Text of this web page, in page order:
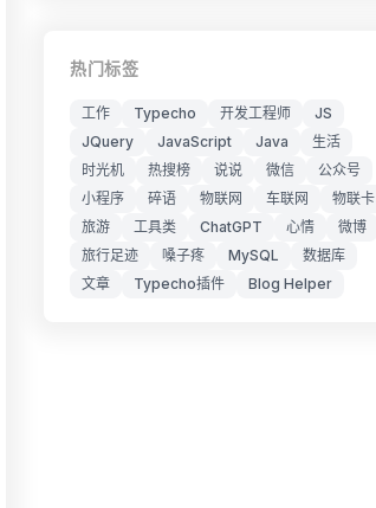
热门标签
工作 Typecho 开发工程师
JS
JQuery
JavaScript Java
生活
时光机
热搜榜 说说 微信
公众号
小程序
碎语 物联网 车联网
物联卡
旅游
工具类 ChatGPT 心情
微博
旅行足迹
嗓子疼 MySQL
数据库
文章
Typecho插件 Blog Helper